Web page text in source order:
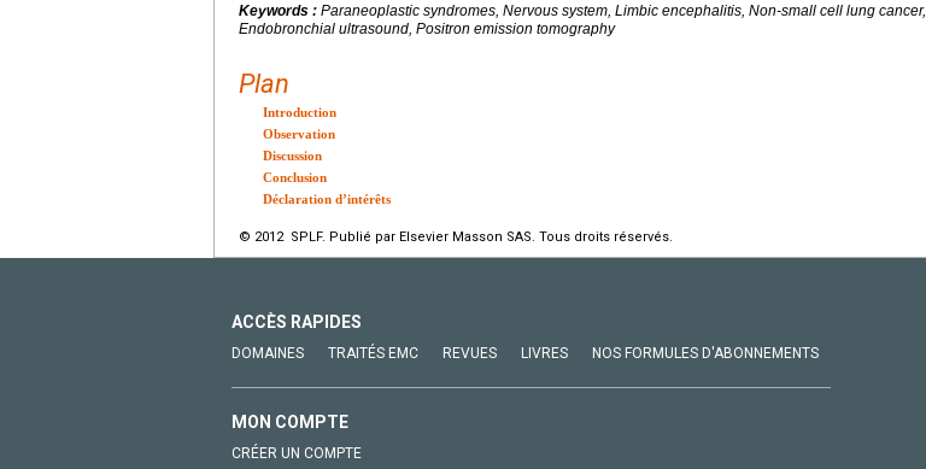
Keywords : Paraneoplastic syndromes, Nervous system, Limbic encephalitis, Non-small cell lung cancer,
Endobronchial ultrasound, Positron emission tomography
Plan
Introduction
Observation
Discussion
Conclusion
Déclaration d’intérêts
© 2012 SPLF. Publié par Elsevier Masson SAS. Tous droits réservés.
ACCÈS RAPIDES
DOMAINES TRAITÉS EMC REVUES LIVRES NOS FORMULES D'ABONNEMENTS
MON COMPTE
CRÉER UN COMPTE